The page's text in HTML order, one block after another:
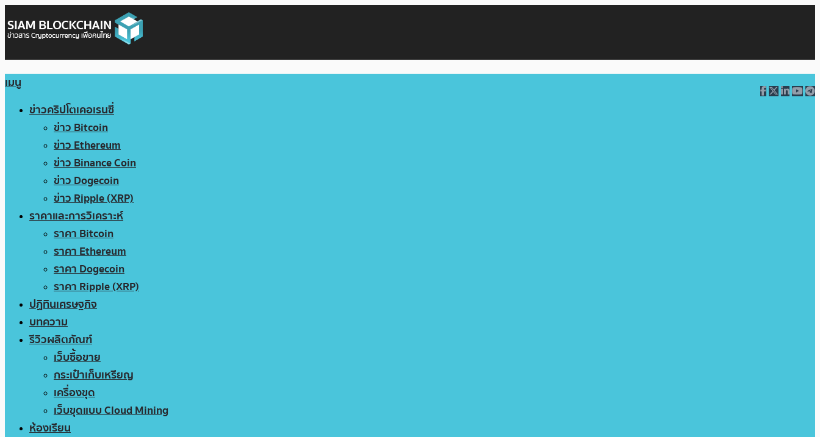
เมนู
ข่าวคริปโตเคอเรนซี่
ข่าว Bitcoin
ข่าว Ethereum
ข่าว Binance Coin
ข่าว Dogecoin
ข่าว Ripple (XRP)
ราคาและการวิเคราะห์
ราคา Bitcoin
ราคา Ethereum
ราคา Dogecoin
ราคา Ripple (XRP)
ปฏิทินเศรษฐกิจ
บทความ
รีวิวผลิตภัณฑ์
เว็บซื้อขาย
กระเป๋าเก็บเหรียญ
เครื่องขุด
เว็บขุดแบบ Cloud Mining
ห้องเรียน